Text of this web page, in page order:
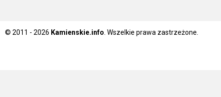
© 2011 - 2026 Kamienskie.info . Wszelkie prawa zastrzeżone.